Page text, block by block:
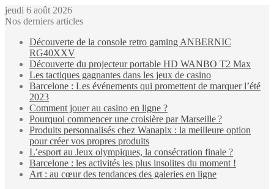
jeudi 6 août 2026
Nos derniers articles
Découverte de la console retro gaming ANBERNIC
RG40XXV
Découverte du projecteur portable HD WANBO T2 Max
Les tactiques gagnantes dans les jeux de casino
Barcelone : Les événements qui promettent de marquer l’été
2023
Comment jouer au casino en ligne ?
Pourquoi commencer une croisière par Marseille ?
Produits personnalisés chez Wanapix : la meilleure option
pour créer vos propres produits
L’esport au Jeux olympiques, la consécration finale ?
Barcelone : les activités les plus insolites du moment !
Art : au cœur des tendances des galeries en ligne